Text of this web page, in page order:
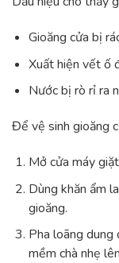
Gioăng cửa bị
Xuất hiện vết ố
Nước bị rò rỉ ra
Để vệ sinh gioăng
Mở cửa máy
Dùng khăn ẩm
gioăng.
Pha loãng dung
mềm chà nhẹ